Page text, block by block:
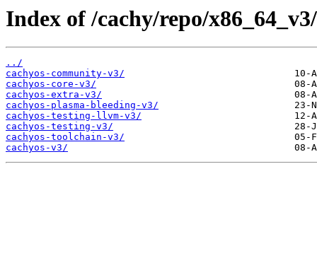
Index of /cachy/repo/x86_64_v3/
../
cachyos-community-v3/
cachyos-core-v3/
cachyos-extra-v3/
cachyos-plasma-bleeding-v3/
cachyos-testing-llvm-v3/
cachyos-testing-v3/
cachyos-toolchain-v3/
cachyos-v3/